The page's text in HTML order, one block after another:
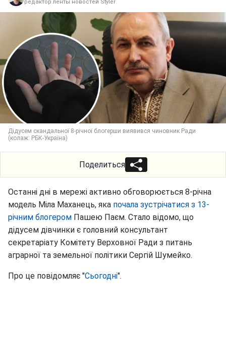
редактор ленты новостей Styler
Дідусем скандальної 8-річної блогерши виявився чиновник Ради
(колаж: РБК-Україна)
Поделиться
Останні дні в мережі активно обговорюється 8-річна
модель Міла Маханець, яка почала зустрічатися з 13-
річним блогером Пашею Паєм. Стало відомо, що
дідусем дівчинки є головний консультант
секретаріату Комітету Верховної Ради з питань
аграрної та земельної політики Сергій Шумейко.
Про це повідомляє "Сьогодні".